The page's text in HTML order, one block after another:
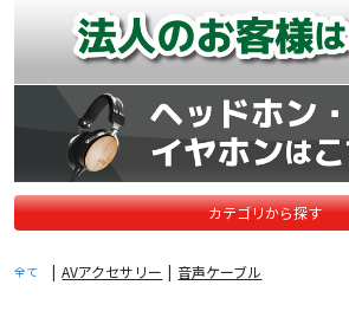
カテゴリから探す
全て | AVアクセサリー | 音声ケーブル